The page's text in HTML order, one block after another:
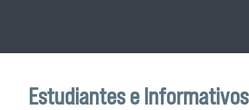
Estudiantes e Informativos